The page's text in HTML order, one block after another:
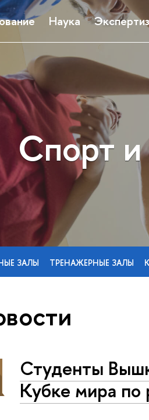
Наука
Спорт и
ЗАЛЫ ТРЕНАЖЕРНЫЕ ЗАЛЫ
Студенты
Кубке мира по